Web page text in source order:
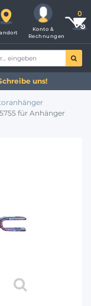
Konto &
Rechnungen
uns!
für Anhänger